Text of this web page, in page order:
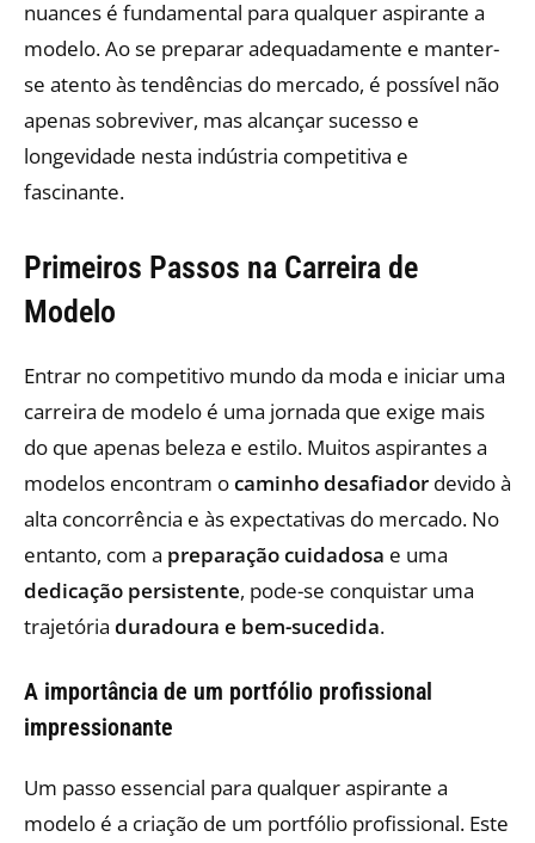
nuances é fundamental para qualquer aspirante a
modelo. Ao se preparar adequadamente e manter-
se atento às tendências do mercado, é possível não
apenas sobreviver, mas alcançar sucesso e
longevidade nesta indústria competitiva e
fascinante.
Primeiros Passos na Carreira de
Modelo
Entrar no competitivo mundo da moda e iniciar uma
carreira de modelo é uma jornada que exige mais
do que apenas beleza e estilo. Muitos aspirantes a
modelos encontram ocaminho desafiador devido à
alta concorrência e às expectativas do mercado. No
entanto, com a preparação cuidadosa e uma
dedicação persistente, pode-se conquistar uma
trajetória duradoura e bem-sucedida.
A importância de um portfólio profissional
impressionante
Um passo essencial para qualquer aspirante a
modelo é a criação de um portfólio profissional. Este